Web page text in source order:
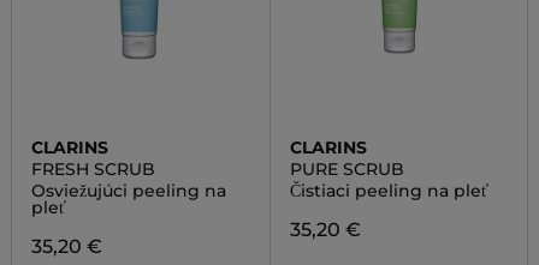
CLARINS
FRESH SCRUB
Osviežujúci peeling na
pleť
35,20 €
CLARINS
PURE SCRUB
Čistiaci peeling na pleť
35,20 €